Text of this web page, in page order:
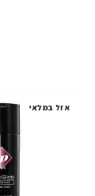
אזל במלאי